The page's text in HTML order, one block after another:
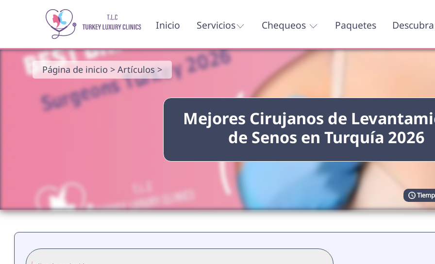
Inicio Servicios Chequeos Paquetes
Mejores Cirujanos de
de Senos en Turquía 2026
Página de inicio >Artículos >